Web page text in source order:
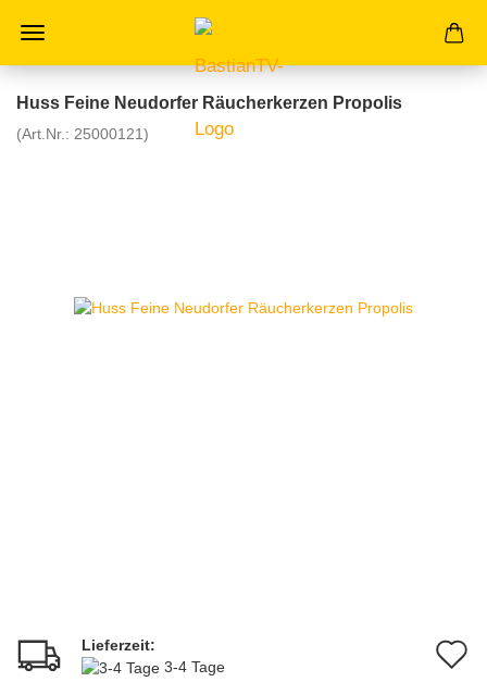
Huss Feine Neudorfer Räucherkerzen Propolis
(Art.Nr.: 25000121)
Lieferzeit:
3-4 Tage